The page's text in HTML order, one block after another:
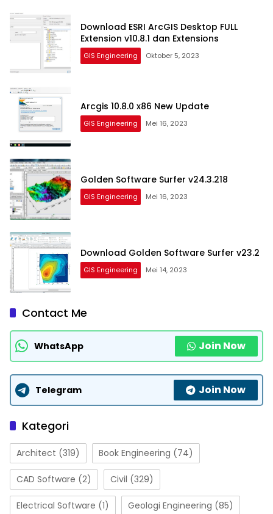
Download ESRI ArcGIS Desktop FULL
Extension v10.8.1 dan Extensions
GIS Engineering Oktober 5, 2023
Arcgis 10.8.0 x86 New Update
GIS Engineering Mei 16, 2023
Golden Software Surfer v24.3.218
GIS Engineering Mei 16, 2023
Download Golden Software Surfer v23.2
GIS Engineering Mei 14, 2023
Contact Me
WhatsApp Join Now
Telegram Join Now
Kategori
Architect (319) Book Engineering (74)
CAD Software (2) Civil (329)
Electrical Software (1) Geologi Engineering (85)